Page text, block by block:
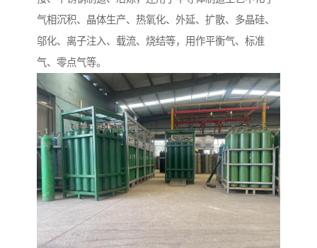
气相沉积、晶体生产、热氧化、外延、扩散、多晶硅、
邬化、离子注入、载流、烧结等，用作平衡气、标准
气、零点气等。